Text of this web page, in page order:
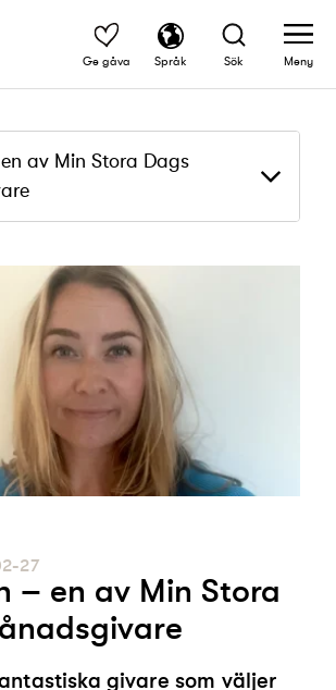
Ge gåva Språk Sök Meny
av Min Stora Dags
27
– en av Min Stora
givare som väljer